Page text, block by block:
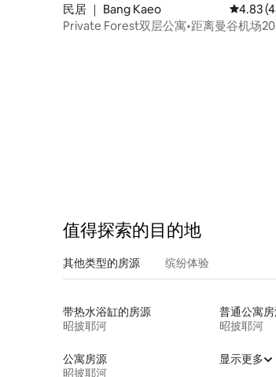
民居 ｜ Bang Kaeo 平均评
4.83
Private Forest双层公寓•距离曼谷机场20
值得探索的目的地
其他类型的房源 缤纷体验
带热水浴缸的房源
昭披耶河
普通公寓
昭披耶河
公寓房源
昭披耶河
显示更多